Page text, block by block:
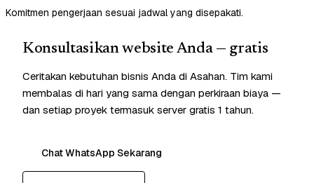
Komitmen pengerjaan sesuai jadwal yang disepakati.
Konsultasikan website Anda — gratis
Ceritakan kebutuhan bisnis Anda di Asahan. Tim kami
membalas di hari yang sama dengan perkiraan biaya —
dan setiap proyek termasuk server gratis 1 tahun.
Chat WhatsApp Sekarang